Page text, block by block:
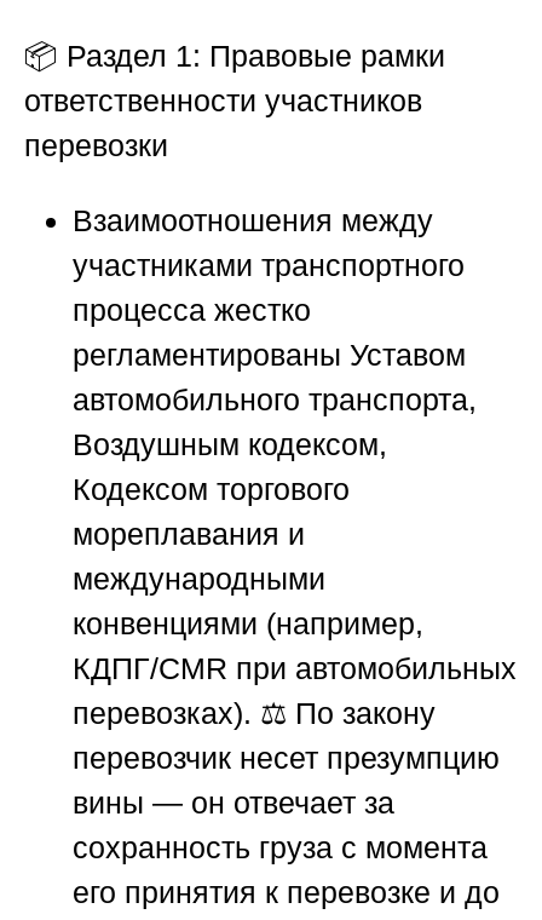
📦 Раздел 1: Правовые рамки
ответственности участников
перевозки
Взаимоотношения между
участниками транспортного
процесса жестко
регламентированы Уставом
автомобильного транспорта,
Воздушным кодексом,
Кодексом торгового
мореплавания и
международными
конвенциями (например,
КДПГ/CMR при автомобильных
перевозках). ⚖️ По закону
перевозчик несет презумпцию
вины — он отвечает за
сохранность груза с момента
его принятия к перевозке и до